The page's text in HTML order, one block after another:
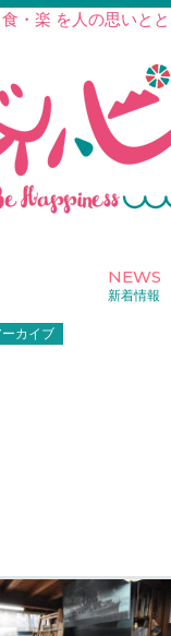
・楽 を人の思いと
NEWS
新着情報
ーカイブ